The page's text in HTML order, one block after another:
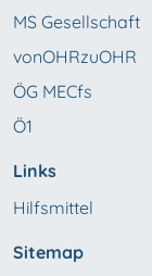
MS Gesellschaft
vonOHRzuOHR
ÖG MECfs
Ö1
Links
Hilfsmittel
Sitemap